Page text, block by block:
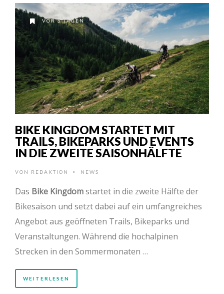
VOR 5 TAGEN
BIKE KINGDOM STARTET MIT
TRAILS, BIKEPARKS UND EVENTS
IN DIE ZWEITE SAISONHÄLFTE
VON REDAKTION • NEWS
Das Bike Kingdomstartet in die zweite Hälfte der
Bikesaison und setzt dabei auf ein umfangreiches
Angebot aus geöffneten Trails, Bikeparks und
Veranstaltungen. Während die hochalpinen
Strecken in den Sommermonaten …
WEITERLESEN